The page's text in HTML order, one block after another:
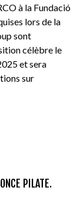
à la Fundació
lors de la
sont
célèbre le
et sera
sur
PILATE.